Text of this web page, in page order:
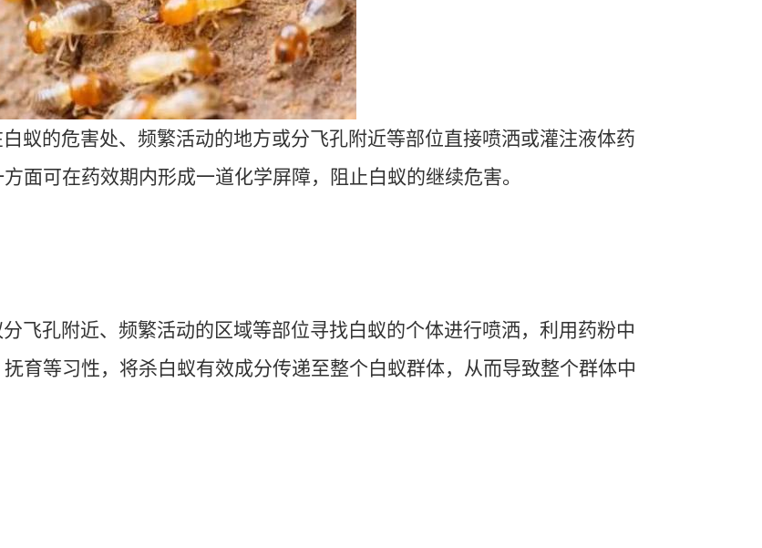
蚁的危害处、频繁活动的地方或分飞孔附近等部位直接喷洒或灌注液体药
面可在药效期内形成一道化学屏障，阻止白蚁的继续危害。
飞孔附近、频繁活动的区域等部位寻找白蚁的个体进行喷洒，利用药粉中
育等习性，将杀白蚁有效成分传递至整个白蚁群体，从而导致整个群体中